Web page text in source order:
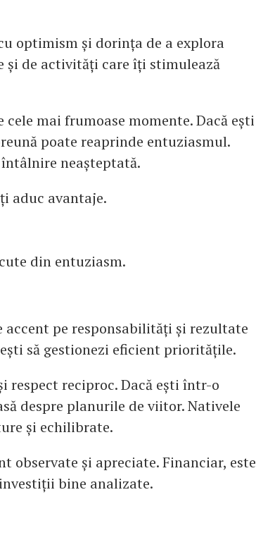
optimism și dorința de a explora
de activități care îți stimulează
mai frumoase momente. Dacă ești
poate reaprinde entuziasmul.
neașteptată.
aduc avantaje.
din entuziasm.
pe responsabilități și rezultate
să gestionezi eficient prioritățile.
respect reciproc. Dacă ești într-o
despre planurile de viitor. Nativele
și echilibrate.
observate și apreciate. Financiar, este
bine analizate.